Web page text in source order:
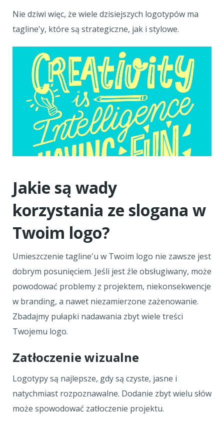
Nie dziwi więc, że wiele dzisiejszych logotypów ma
tagline'y, które są strategiczne, jak i stylowe.
Jakie są wady
korzystania ze slogana w
Twoim logo?
Umieszczenie tagline'u w Twoim logo nie zawsze jest
dobrym posunięciem. Jeśli jest źle obsługiwany, może
powodować problemy z projektem, niekonsekwencje
w branding, a nawet niezamierzone zażenowanie.
Zbadajmy pułapki nadawania zbyt wiele treści
Twojemu logo.
Zatłoczenie wizualne
Logotypy są najlepsze, gdy są czyste, jasne i
natychmiast rozpoznawalne. Dodanie zbyt wielu słów
może spowodować zatłoczenie projektu.